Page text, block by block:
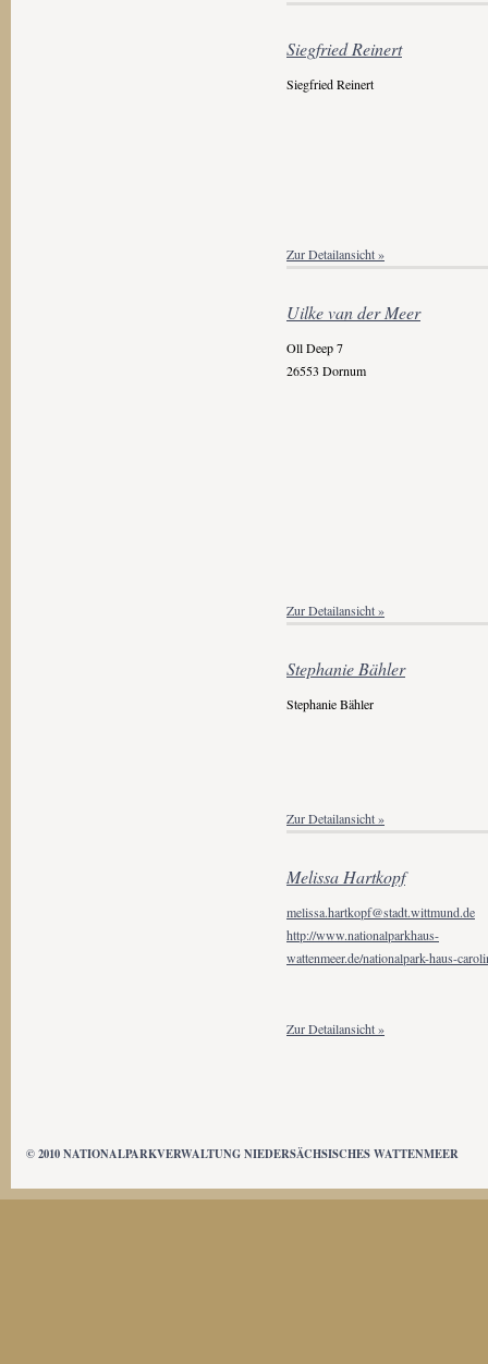
Siegfried Reinert
Siegfried Reinert
Zur Detailansicht »
Uilke van der Meer
Oll Deep 7
26553 Dornum
Zur Detailansicht »
Stephanie Bähler
Stephanie Bähler
Zur Detailansicht »
Melissa Hartkopf
melissa.hartkopf@stadt.wittmund.de
http://www.nationalparkhaus-
wattenmeer.de/nationalpark-haus-
Zur Detailansicht »
© 2010 NATIONALPARKVERWALTUNG NIEDERSÄCHSISCHES WATTENMEER